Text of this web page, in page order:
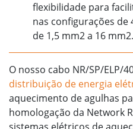
flexibilidade para
nas configurações de
de 1,5 mm2 a 16 mm2.
O nosso cabo NR/SP/ELP/
distribuição de energia
aquecimento de agulhas
homologação da Network